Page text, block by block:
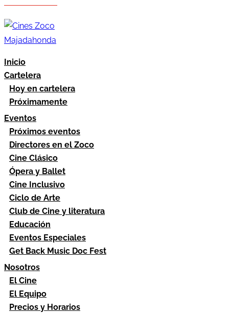
Inicio
Cartelera
Hoy en cartelera
Próximamente
Eventos
Próximos eventos
Directores en el Zoco
Cine Clásico
Ópera y Ballet
Cine Inclusivo
Ciclo de Arte
Club de Cine y literatura
Educación
Eventos Especiales
Get Back Music Doc Fest
Nosotros
El Cine
El Equipo
Precios y Horarios